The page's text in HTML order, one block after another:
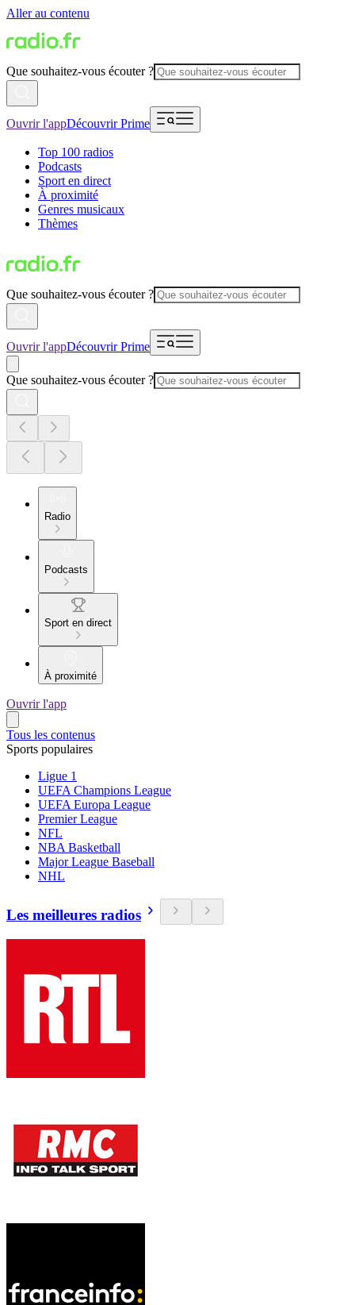
Aller au contenu
Que souhaitez-vous écouter ?
Ouvrir l'appDécouvrir Prime
Top 100 radios
Podcasts
Sport en direct
À proximité
Genres musicaux
Thèmes
Que souhaitez-vous écouter ?
Ouvrir l'appDécouvrir Prime
Que souhaitez-vous écouter ?
Radio
Podcasts
Sport en direct
À proximité
Ouvrir l'app
Tous les contenus
Sports populaires
Ligue 1
UEFA Champions League
UEFA Europa League
Premier League
NFL
NBA Basketball
Major League Baseball
NHL
Les meilleures radios